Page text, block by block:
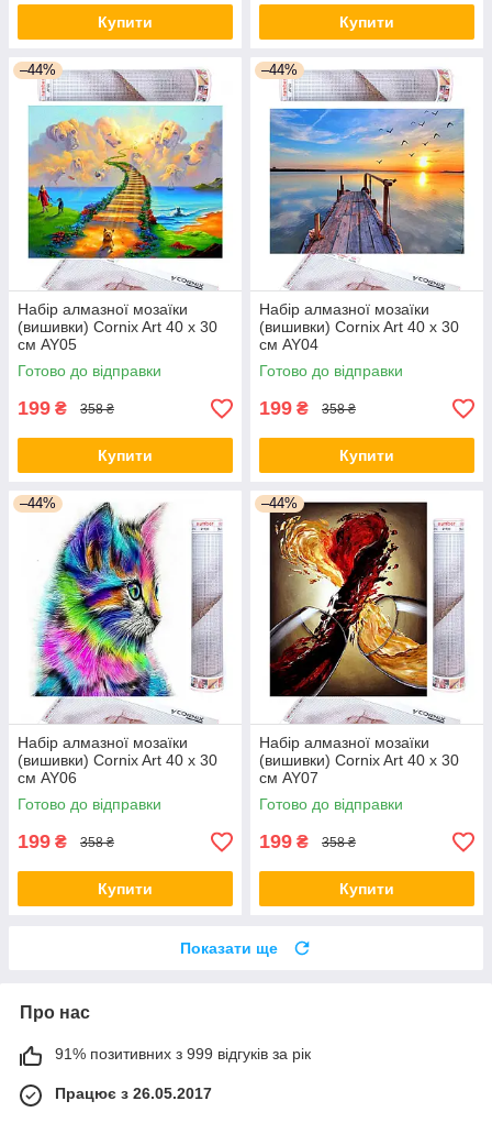
Купити Купити
–44%
Набір алмазної мозаїки
(вишивки) Cornix Art 40 x 30
см AY05
Готово до відправки
199 ₴ 358 ₴
Купити
–44%
Набір алмазної мозаїки
(вишивки) Cornix Art 40 x 30
см AY04
Готово до відправки
199 ₴ 358 ₴
Купити
–44%
Набір алмазної мозаїки
(вишивки) Cornix Art 40 x 30
см AY06
Готово до відправки
199 ₴ 358 ₴
Купити
–44%
Набір алмазної мозаїки
(вишивки) Cornix Art 40 x 30
см AY07
Готово до відправки
199 ₴ 358 ₴
Купити
Показати ще
Про нас
91% позитивних з 999 відгуків за рік
Працює з 26.05.2017